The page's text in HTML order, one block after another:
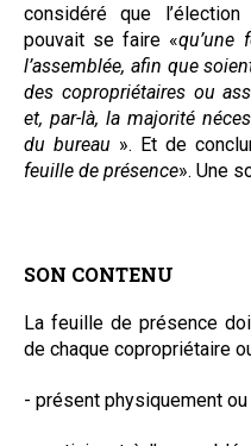
considéré que
pouvait se faire «qu’une
l’assemblée, afin que
des copropriétaires ou
et, par-là, la majorité
du bureau ». Et de
feuille de présence». Une
SON CONTENU
La feuille de présence
de chaque copropriétaire
- présent physiquement